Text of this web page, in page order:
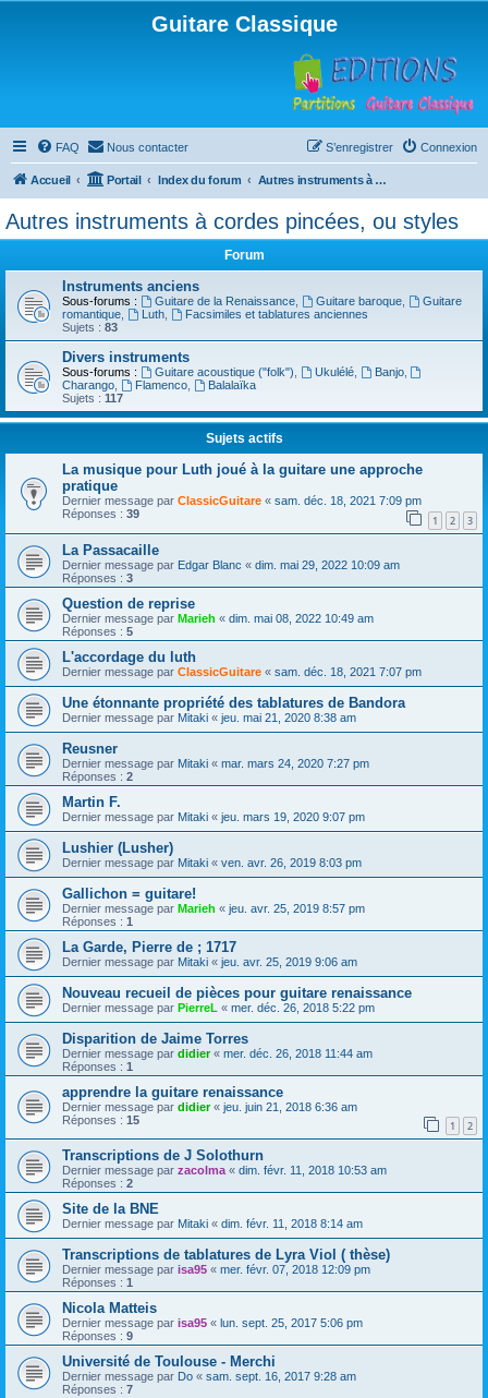
Guitare Classique
FAQ Nous contacter Connexion
S’enregistrer
Accueil Portail Index du forum Autres instruments à cordes pincées, ou styles
Autres instruments à cordes pincées, ou styles
Forum
Instruments anciens
Sous-forums : Guitare de la Renaissance, Guitare baroque,
Guitare
romantique
Luth,
Facsimiles et tablatures anciennes
Sujets : 83
Divers instruments
Sous-forums : Guitare acoustique ("folk") Ukulélé, Banjo,
Charango
Flamenco,
Balalaïka
Sujets : 117
Sujets actifs
La musique pour Luth joué à la guitare une approche
pratique
Dernier message par ClassicGuitare « sam. déc. 18, 2021 7:09 pm
Réponses : 39 1 2 3
La Passacaille
Dernier message par Edgar Blanc « dim. mai 29, 2022 10:09 am
Réponses : 3
Question de reprise
Dernier message par Marieh « dim. mai 08, 2022 10:49 am
Réponses : 5
L'accordage du luth
Dernier message par ClassicGuitare « sam. déc. 18, 2021 7:07 pm
Une étonnante propriété des tablatures de Bandora
Dernier message par Mitaki « jeu. mai 21, 2020 8:38 am
Reusner
Dernier message par Mitaki « mar. mars 24, 2020 7:27 pm
Réponses : 2
Martin F.
Dernier message par Mitaki « jeu. mars 19, 2020 9:07 pm
Lushier (Lusher)
Dernier message par Mitaki « ven. avr. 26, 2019 8:03 pm
Gallichon = guitare!
Dernier message par Marieh « jeu. avr. 25, 2019 8:57 pm
Réponses : 1
La Garde, Pierre de ; 1717
Dernier message par Mitaki « jeu. avr. 25, 2019 9:06 am
Nouveau recueil de pièces pour guitare renaissance
Dernier message par PierreL « mer. déc. 26, 2018 5:22 pm
Disparition de Jaime Torres
Dernier message par didier« mer. déc. 26, 2018 11:44 am
Réponses : 1
apprendre la guitare renaissance
Dernier message par didier« jeu. juin 21, 2018 6:36 am
Réponses : 15 1 2
Transcriptions de J Solothurn
Dernier message par zacolma « dim. févr. 11, 2018 10:53 am
Réponses : 2
Site de la BNE
Dernier message par Mitaki « dim. févr. 11, 2018 8:14 am
Transcriptions de tablatures de Lyra Viol ( thèse)
Dernier message par isa95 « mer. févr. 07, 2018 12:09 pm
Réponses : 1
Nicola Matteis
Dernier message par isa95 « lun. sept. 25, 2017 5:06 pm
Réponses : 9
Université de Toulouse - Merchi
Dernier message par Do « sam. sept. 16, 2017 9:28 am
Réponses : 7